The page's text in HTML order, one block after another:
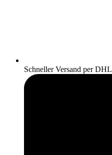
Schneller Versand per DHL